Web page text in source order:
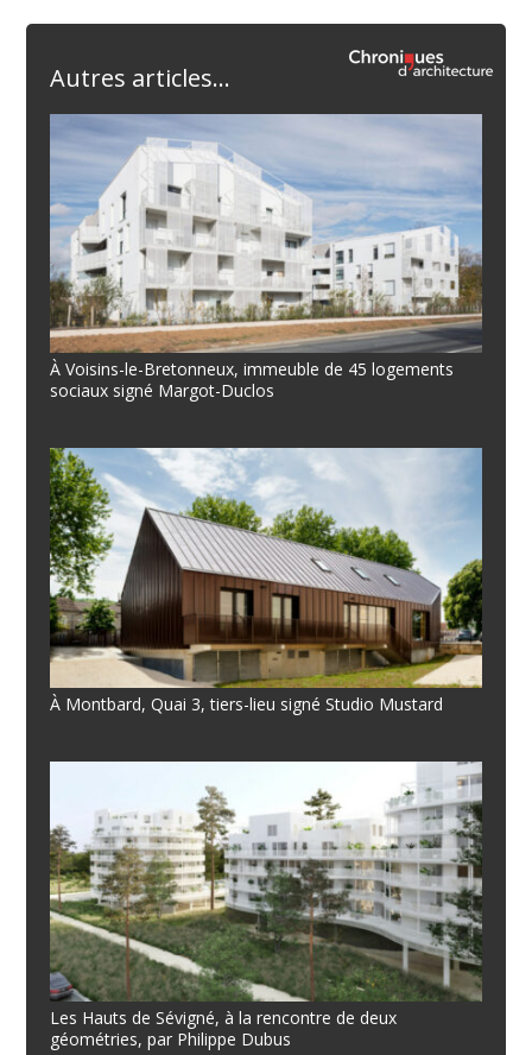
Autres articles...
À Voisins-le-Bretonneux, immeuble de 45 logements
sociaux signé Margot-Duclos
À Montbard, Quai 3, tiers-lieu signé Studio Mustard
Les Hauts de Sévigné, à la rencontre de deux
géométries, par Philippe Dubus